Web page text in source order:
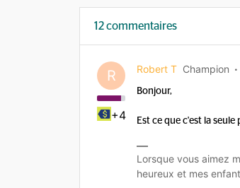
12 commentaires
R
+4
Robert T Champion
Bonjour,
Est ce que c'est la
Lorsque vous aimez
heureux et mes